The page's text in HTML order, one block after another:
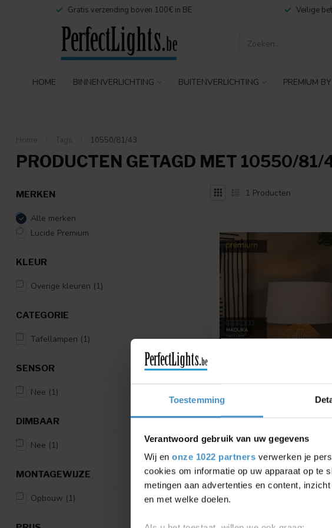
Toestemming
Verantwoord gebruik van uw gegevens
Wij en onze 1022 partners verwerken je
cookies om informatie op uw apparaat op te
metingen aan advertenties en content,
en met welke doelen.
Gratis verzending boven 100€ in BE Veilige
HOME BINNENVERLICHTING BUITENVERLICHTING PREMIUM
Home Tags 10550/81/43
PRODUCTEN GETAGD MET 10550/81/
MERKEN
Alle merken
Lucide Premium
KLEUR
Overige kleuren (1)
CATEGORIE
Tafellampen (1)
SENSOR
Nee (1)
DIMBAAR
Nee (1)
MONTAGEWIJZE
Opbouw (1)
1 Producten
LUCIDE PREMIUM
Ø 45 CM - 1XE27 -
Premium MADUKA -
€282,95
Vergelijk